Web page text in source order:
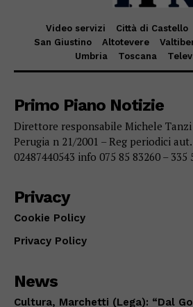
Video servizi Città di Castello
San Giustino
Altotevere
Umbria
Toscana
Primo Piano Notizie
Direttore responsabile Michele
Perugia n 21/2001 – Reg periodici
02487440543 info 075 85 83260 – 335
Privacy
Cookie Policy
Privacy Policy
News
Cultura, Marchetti (Lega): “Dal